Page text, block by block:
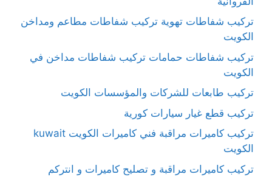
تركيب شفاطات تهوية تركيب شفاطات مطاعم ومداخن
الكويت
تركيب شفاطات حمامات تركيب شفاطات مداخن في
الكويت
تركيب طابعات للشركات والمؤسسات الكويت
تركيب قطع غيار سيارات كورية
تركيب كاميرات مراقبة فني كاميرات الكويت kuwait
الكويت
تركيب كاميرات مراقبة و تصليح كاميرات و انتركم